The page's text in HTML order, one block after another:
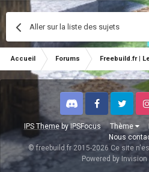
Aller sur la liste des sujets
Accueil Forums Freebuild.fr |
IPS ThemebyIPSFocus Thème
Nous
Discord FacebookTwitter
© freebuild.fr 2015-2026 Ce site
Powered by